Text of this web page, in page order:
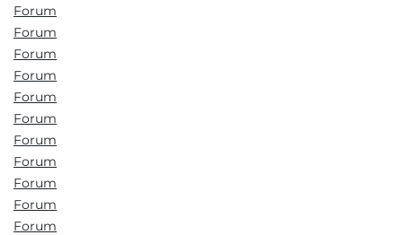
Forum
Forum
Forum
Forum
Forum
Forum
Forum
Forum
Forum
Forum
Forum